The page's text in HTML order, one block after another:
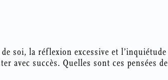
soi, la réflexion excessive et l’inquiétude
avec succès. Quelles sont ces pensées de